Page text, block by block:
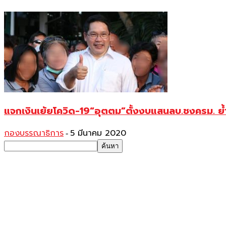
แจกเงินเย้ยโควิด-19“อุตตม”ตั้งงบแสนลบ.ชงครม.
กองบรรณาธิการ - 5 มีนาคม 2020